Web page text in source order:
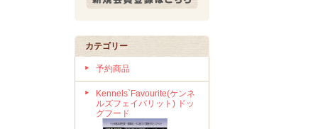
カテゴリー
予約商品
Kennels`Favourite(ケンネ
ルズフェイバリット) ドッ
グフード